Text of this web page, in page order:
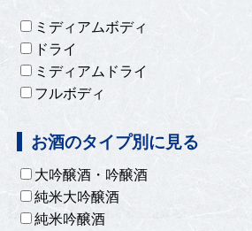
ミディアムボディ
ドライ
ミディアムドライ
フルボディ
お酒のタイプ別に見る
大吟醸酒・吟醸酒
純米大吟醸酒
純米吟醸酒